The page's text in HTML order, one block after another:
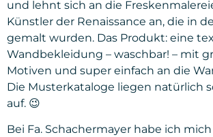
und lehnt sich an die
Künstler der Renaissance an, die in
gemalt wurden. Das Produkt: eine
Wandbekleidung – waschbar! – mit
Motiven und super einfach an die
Die Musterkataloge liegen natürlich
auf. 😉
Bei Fa. Schachermayer habe ich